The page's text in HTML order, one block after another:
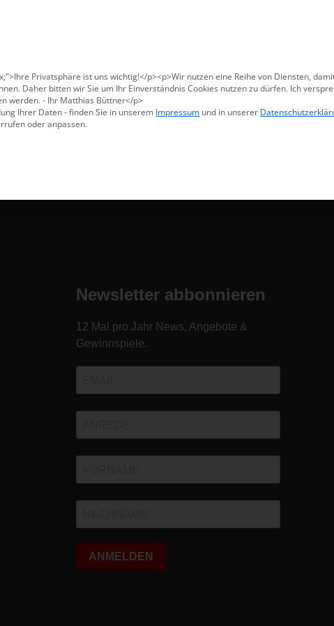
Privatsphäre ist uns wichtig!</p><p>Wir nutzen eine Reihe von Diensten,
Daher bitten wir Sie um Ihr Einverständnis Cookies nutzen zu dürfen. Ich
werden. - Ihr Matthias Büttner</p>
Ihrer Daten - finden Sie in unserem Impressum und in unserer
oder anpassen.